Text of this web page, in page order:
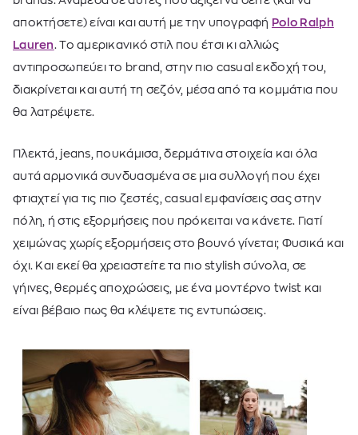
αποκτήσετε) είναι και αυτή με την υπογραφή Polo Ralph
Lauren. Το αμερικανικό στιλ που έτσι κι αλλιώς
αντιπροσωπεύει το brand, στην πιο casual εκδοχή του,
διακρίνεται και αυτή τη σεζόν, μέσα από τα κομμάτια που
θα λατρέψετε.
Πλεκτά, jeans, πουκάμισα, δερμάτινα στοιχεία και όλα
αυτά αρμονικά συνδυασμένα σε μια συλλογή που έχει
φτιαχτεί για τις πιο ζεστές, casual εμφανίσεις σας στην
πόλη, ή στις εξορμήσεις που πρόκειται να κάνετε. Γιατί
χειμώνας χωρίς εξορμήσεις στο βουνό γίνεται; Φυσικά και
όχι. Και εκεί θα χρειαστείτε τα πιο stylish σύνολα, σε
γήινες, θερμές αποχρώσεις, με ένα μοντέρνο twist και
είναι βέβαιο πως θα κλέψετε τις εντυπώσεις.